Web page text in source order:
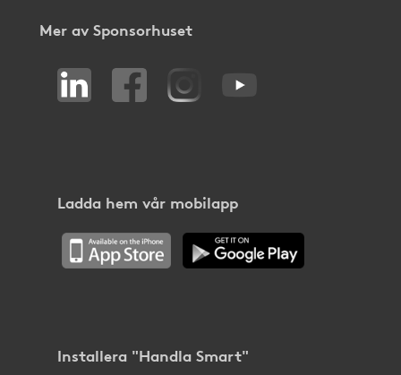
Mer av Sponsorhuset
Ladda hem vår mobilapp
Installera "Handla Smart"